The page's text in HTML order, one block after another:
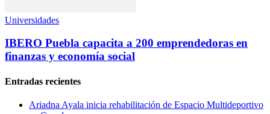
Universidades
IBERO Puebla capacita a 200 emprendedoras en
finanzas y economía social
Entradas recientes
Ariadna Ayala inicia rehabilitación de Espacio Multideportivo